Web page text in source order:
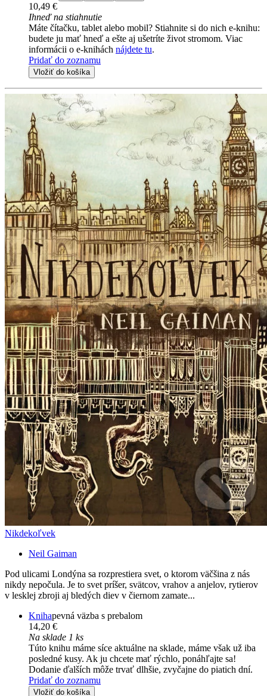
10,49 €
Ihneď na stiahnutie
Máte čítačku, tablet alebo mobil? Stiahnite si do nich e-knihu:
budete ju mať hneď a ešte aj ušetríte život stromom. Viac
informácii o e-knihách nájdete tu.
Pridať do zoznamu
Vložiť do košíka
Nikdekoľvek
Neil Gaiman
Pod ulicami Londýna sa rozprestiera svet, o ktorom väčšina z nás
nikdy nepočula. Je to svet príšer, svätcov, vrahov a anjelov, rytierov
v lesklej zbroji aj bledých diev v čiernom zamate...
Knihapevná väzba s prebalom
14,20 €
Na sklade 1 ks
Túto knihu máme síce aktuálne na sklade, máme však už iba
posledné kusy. Ak ju chcete mať rýchlo, ponáhľajte sa!
Dodanie ďalších môže trvať dlhšie, zvyčajne do piatich dní.
Pridať do zoznamu
Vložiť do košíka